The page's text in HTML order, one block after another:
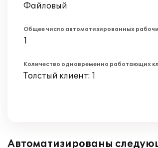
Файловый
Общее число автоматизированных
1
Количество одновременно работающих
Толстый клиент: 1
Автоматизированы